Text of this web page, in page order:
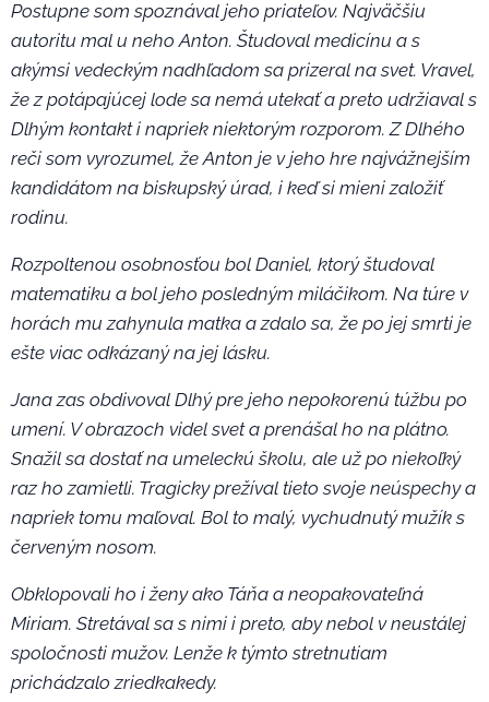
Postupne som spoznával jeho priateľov. Najväčšiu
autoritu mal u neho Anton. Študoval medicínu a s
akýmsi vedeckým nadhľadom sa prizeral na svet. Vravel,
že z potápajúcej lode sa nemá utekať a preto udržiaval s
Dlhým kontakt i napriek niektorým rozporom. Z Dlhého
reči som vyrozumel, že Anton je v jeho hre najvážnejším
kandidátom na biskupský úrad, i keď si mieni založiť
rodinu.
Rozpoltenou osobnosťou bol Daniel, ktorý študoval
matematiku a bol jeho posledným miláčikom. Na túre v
horách mu zahynula matka a zdalo sa, že po jej smrti je
ešte viac odkázaný na jej lásku.
Jana zas obdivoval Dlhý pre jeho nepokorenú túžbu po
umení. V obrazoch videl svet a prenášal ho na plátno.
Snažil sa dostať na umeleckú školu, ale už po niekoľký
raz ho zamietli. Tragicky prežíval tieto svoje neúspechy a
napriek tomu maľoval. Bol to malý, vychudnutý mužík s
červeným nosom.
Obklopovali ho i ženy ako Táňa a neopakovateľná
Miriam. Stretával sa s nimi i preto, aby nebol v neustálej
spoločnosti mužov. Lenže k týmto stretnutiam
prichádzalo zriedkakedy.